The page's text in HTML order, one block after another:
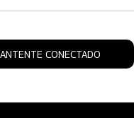
CONECTADO